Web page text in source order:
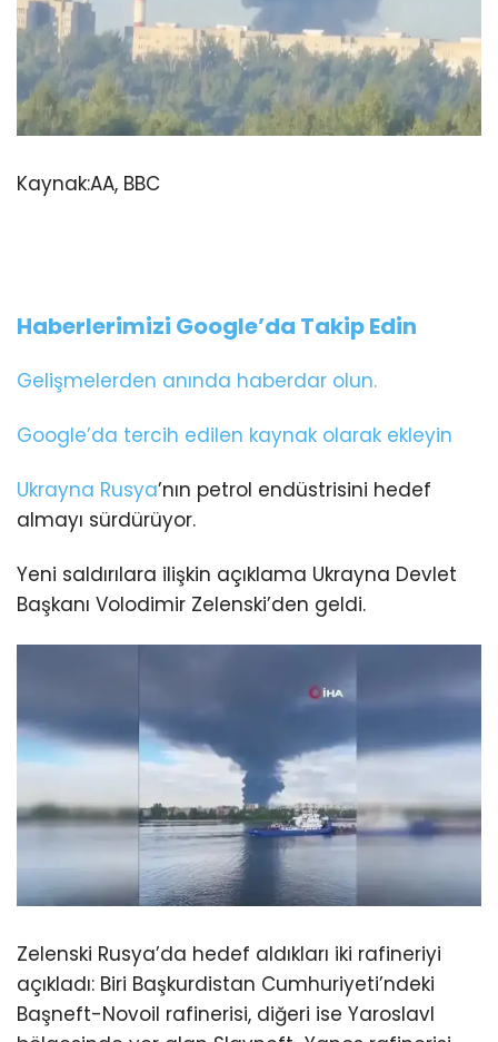
Kaynak:AA, BBC
Haberlerimizi Google’da Takip Edin
Gelişmelerden anında haberdar olun.
Google’da tercih edilen kaynak olarak ekleyin
Ukrayna Rusya’nın petrol endüstrisini hedef
almayı sürdürüyor.
Yeni saldırılara ilişkin açıklama Ukrayna Devlet
Başkanı Volodimir Zelenski’den geldi.
Zelenski Rusya’da hedef aldıkları iki rafineriyi
açıkladı: Biri Başkurdistan Cumhuriyeti’ndeki
Başneft-Novoil rafinerisi, diğeri ise Yaroslavl